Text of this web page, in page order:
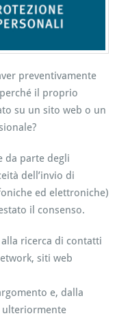
t
e
r
v
a
y:
l
e
c
i
t
l
e
a
i
preventivamente
il proprio
su un sito web o un
da parte degli
dell’invio di
ed elettroniche)
il consenso.
ricerca di contatti
siti web
e, dalla
ulteriormente